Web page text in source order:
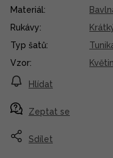
Zeptat se
Hlídat
Sdílet
Materiál:
Rukávy:
Typ šatů:
Vzor: